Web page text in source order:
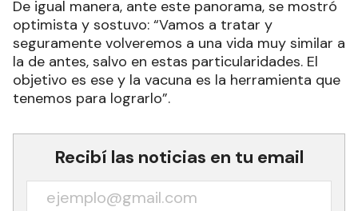
De igual manera, ante este panorama, se mostró
optimista y sostuvo: “Vamos a tratar y
seguramente volveremos a una vida muy similar a
la de antes, salvo en estas particularidades. El
objetivo es ese y la vacuna es la herramienta que
tenemos para lograrlo”.
Recibí las noticias en tu email